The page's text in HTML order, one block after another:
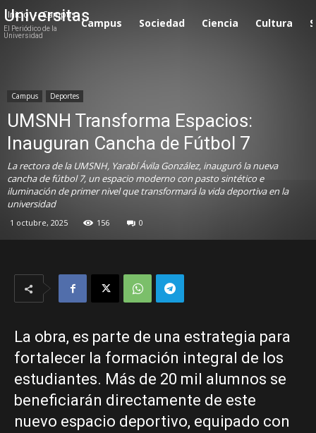
Universitas
El Periódico de la
Universidad
Campus Sociedad Ciencia Cultura
Inicio Campus
Campus Deportes
UMSNH Transforma Espacios:
Inauguran Cancha de Fútbol 7
La rectora de la UMSNH, Yarabí Ávila González, inauguró la nueva
cancha de fútbol 7, un espacio moderno con pasto sintético e
iluminación de primer nivel que transformará la vida deportiva en la
universidad
1 octubre, 2025 156 0
La obra, es parte de una estrategia para
fortalecer la formación integral de los
estudiantes. Más de 20 mil alumnos se
beneficiarán directamente de este
nuevo espacio deportivo, equipado con